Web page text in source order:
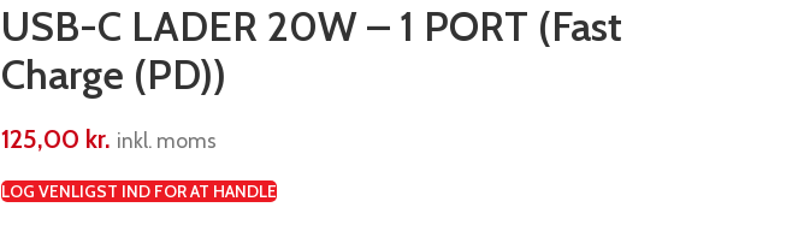
USB-C LADER 20W – 1 PORT (Fast
Charge (PD))
125,00 kr. inkl. moms
LOG VENLIGST IND FOR AT HANDLE